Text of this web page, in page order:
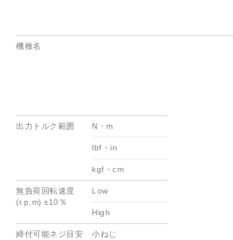
機種名
出力トルク範囲 N・m
lbf・in
kgf・cm
無負荷回転速度
(r.p.m) ±10％
Low
High
締付可能ネジ目安
小ねじ